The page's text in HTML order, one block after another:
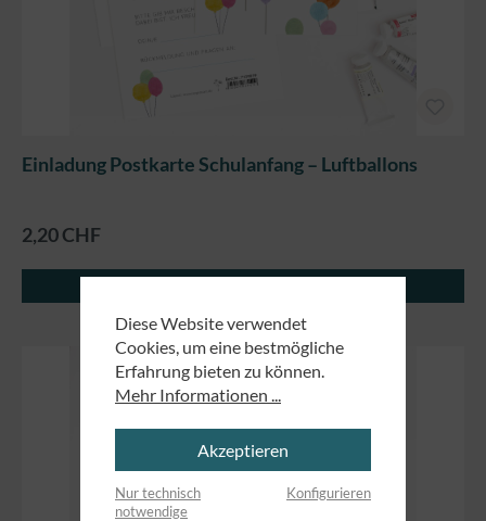
Einladung Postkarte Schulanfang – Luftballons
2,20 CHF
Diese Website verwendet
Cookies, um eine bestmögliche
Erfahrung bieten zu können.
Mehr Informationen ...
Akzeptieren
Nur technisch
notwendige
Konfigurieren